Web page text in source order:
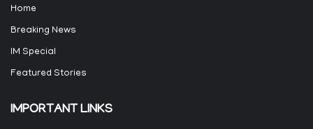
Home
Breaking News
IM Special
Featured Stories
IMPORTANT LINKS